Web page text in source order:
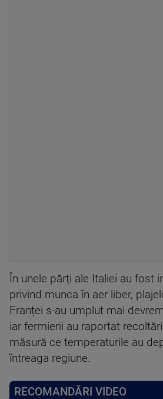
În unele părți ale Italiei au fost
privind munca în aer liber,
Franței s-au umplut mai
iar fermierii au raportat
măsură ce temperaturile au
întreaga regiune.
RECOMANDĂRI VIDEO